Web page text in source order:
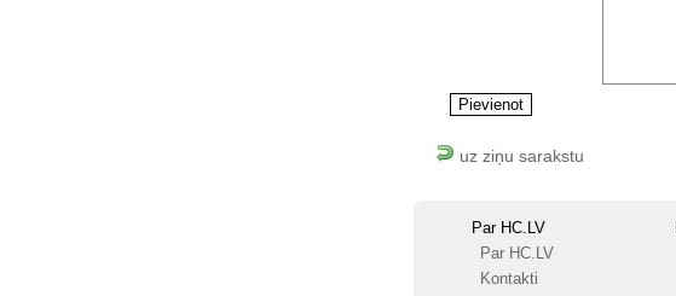
uz ziņu sarakstu
Par HC.LV
Par HC.LV
Kontakti